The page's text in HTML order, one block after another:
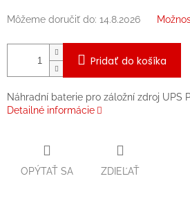
Môžeme doručiť do: 14.8.2026
Pridať do košíka
Náhradní baterie pro záložní zdroj UPS
Detailné informácie
OPÝTAŤ SA ZDIEĽAŤ